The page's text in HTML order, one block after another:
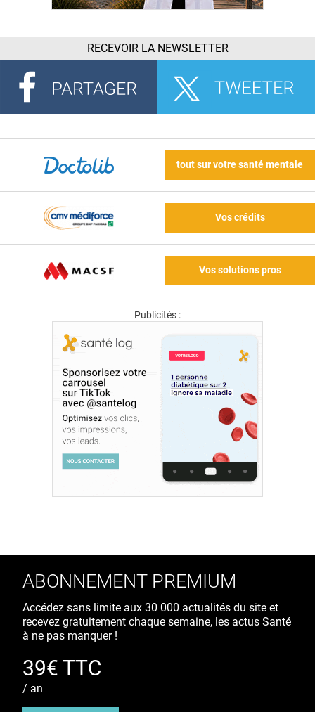
RECEVOIR LA NEWSLETTER
tout sur votre santé mentale
Vos crédits
Vos solutions pros
Publicités :
ABONNEMENT PREMIUM
Accédez sans limite aux 30 000 actualités du site et
recevez gratuitement chaque semaine, les actus Santé
à ne pas manquer !
39€ TTC
/ an